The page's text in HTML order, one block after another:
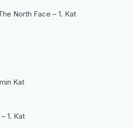
North Face – 1. Kat
Kat
1. Kat